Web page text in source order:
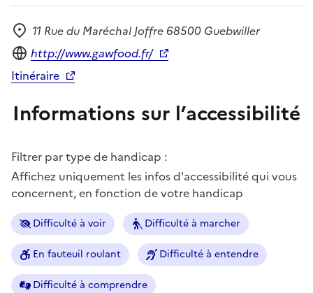
Adresse
11 Rue du Maréchal Joffre 68500 Guebwiller
Site internet
http://www.gawfood.fr/
Itinéraire
Informations sur l’accessibilité
Filtrer par type de handicap :
Affichez uniquement les infos d'accessibilité qui vous
concernent, en fonction de votre handicap
Difficulté à voir Difficulté à marcher
En fauteuil roulant Difficulté à entendre
Difficulté à comprendre